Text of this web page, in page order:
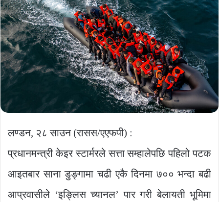
लण्डन, २८ साउन (रासस/एएफपी) :
प्रधानमन्त्री केइर स्टार्मरले सत्ता सम्हालेपछि पहिलो पटक
आइतबार साना डुङ्गामा चढी एकै दिनमा ७०० भन्दा बढी
आप्रवासीले ‘इङ्लिस च्यानल’ पार गरी बेलायती भूमिमा